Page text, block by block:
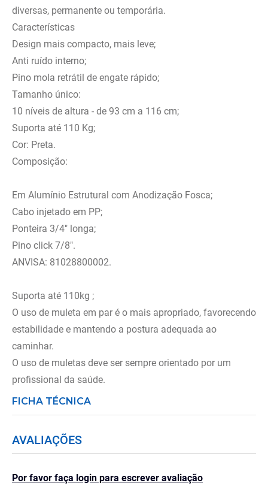
diversas, permanente ou temporária.
Características
Design mais compacto, mais leve;
Anti ruído interno;
Pino mola retrátil de engate rápido;
Tamanho único:
10 níveis de altura - de 93 cm a 116 cm;
Suporta até 110 Kg;
Cor: Preta.
Composição:
Em Alumínio Estrutural com Anodização Fosca;
Cabo injetado em PP;
Ponteira 3/4" longa;
Pino click 7/8".
ANVISA: 81028800002.
Suporta até 110kg ;
O uso de muleta em par é o mais apropriado, favorecendo
estabilidade e mantendo a postura adequada ao
caminhar.
O uso de muletas deve ser sempre orientado por um
profissional da saúde.
FICHA TÉCNICA
AVALIAÇÕES
Por favor faça login para escrever avaliação